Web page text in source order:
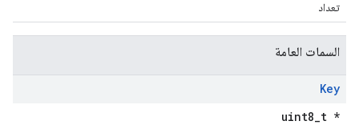
تعداد
السمات العامة
Key
uint8_t *